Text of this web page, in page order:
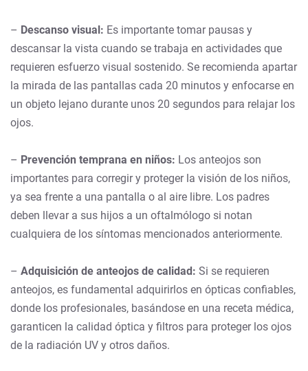
– Descanso visual: Es importante tomar pausas y
descansar la vista cuando se trabaja en actividades que
requieren esfuerzo visual sostenido. Se recomienda apartar
la mirada de las pantallas cada 20 minutos y enfocarse en
un objeto lejano durante unos 20 segundos para relajar los
ojos.
– Prevención temprana en niños: Los anteojos son
importantes para corregir y proteger la visión de los niños,
ya sea frente a una pantalla o al aire libre. Los padres
deben llevar a sus hijos a un oftalmólogo si notan
cualquiera de los síntomas mencionados anteriormente.
– Adquisición de anteojos de calidad: Si se requieren
anteojos, es fundamental adquirirlos en ópticas confiables,
donde los profesionales, basándose en una receta médica,
garanticen la calidad óptica y filtros para proteger los ojos
de la radiación UV y otros daños.